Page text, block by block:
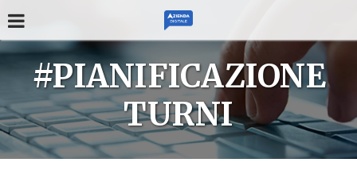
#PIANIFICAZIONE
TURNI